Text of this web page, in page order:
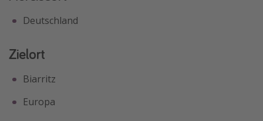
Deutschland
Zielort
Biarritz
Europa